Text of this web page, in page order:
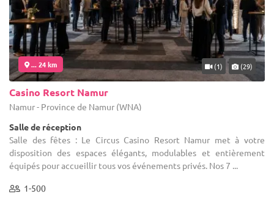
... 24 km (1) (29)
Casino Resort Namur
Namur - Province de Namur (WNA)
Salle de réception
Salle des fêtes : Le Circus Casino Resort Namur met à votre
disposition des espaces élégants, modulables et entièrement
équipés pour accueillir tous vos événements privés. Nos 7 ...
1-500